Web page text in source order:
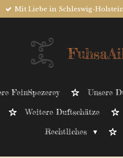
Mit Liebe in Schleswig-
FeinSpezerey Unsere
Weitere Duftschätze
Rechtliches